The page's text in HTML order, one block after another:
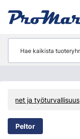
ja työturvallisuus
Peltor